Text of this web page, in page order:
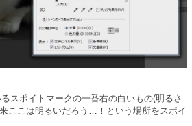
スポイトマークの一番右の白いもの(明るさ
ここは明るいだろう…！という場所をスポイ